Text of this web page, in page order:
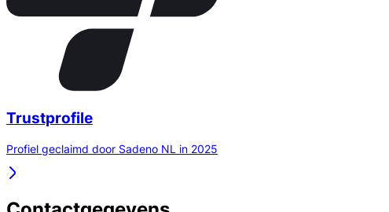
Trustprofile
Profiel geclaimd door Sadeno NL in 2025